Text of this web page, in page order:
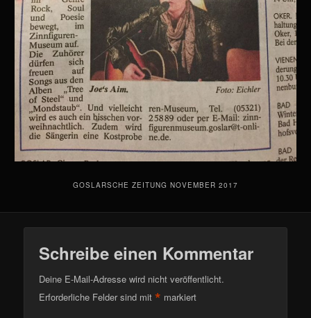
GOSLARSCHE ZEITUNG NOVEMBER 2017
Schreibe einen Kommentar
Deine E-Mail-Adresse wird nicht veröffentlicht.
Erforderliche Felder sind mit* markiert